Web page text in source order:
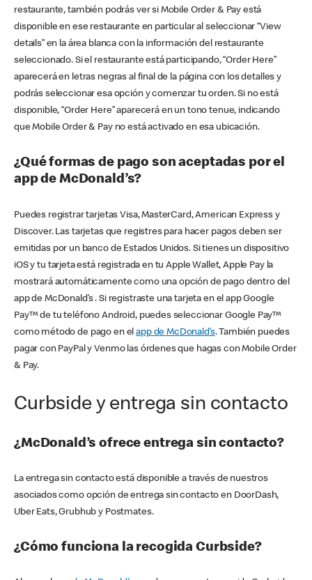
restaurante, también podrás ver si Mobile Order & Pay está
disponible en ese restaurante en particular al seleccionar “View
details” en la área blanca con la información del restaurante
seleccionado. Si el restaurante está participando, “Order Here”
aparecerá en letras negras al final de la página con los detalles y
podrás seleccionar esa opción y comenzar tu orden. Si no está
disponible, “Order Here” aparecerá en un tono tenue, indicando
que Mobile Order & Pay no está activado en esa ubicación.
¿Qué formas de pago son aceptadas por el
app de McDonald’s?
Puedes registrar tarjetas Visa, MasterCard, American Express y
Discover. Las tarjetas que registres para hacer pagos deben ser
emitidas por un banco de Estados Unidos. Si tienes un dispositivo
iOS y tu tarjeta está registrada en tu Apple Wallet, Apple Pay la
mostrará automáticamente como una opción de pago dentro del
app de McDonald’s . Si registraste una tarjeta en el app Google
Pay™ de tu teléfono Android, puedes seleccionar Google Pay™
como método de pago en elapp de McDonald’s. También puedes
pagar con PayPal y Venmo las órdenes que hagas con Mobile Order
& Pay.
Curbside y entrega sin contacto
¿McDonald’s ofrece entrega sin contacto?
La entrega sin contacto está disponible a través de nuestros
asociados como opción de entrega sin contacto en DoorDash,
Uber Eats, Grubhub y Postmates.
¿Cómo funciona la recogida Curbside?